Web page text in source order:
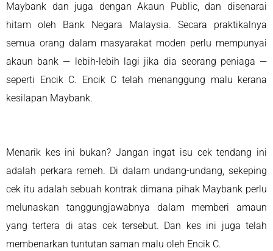
Maybank dan juga dengan Akaun Public, dan disenarai
hitam oleh Bank Negara Malaysia. Secara praktikalnya
semua orang dalam masyarakat moden perlu mempunyai
akaun bank — lebih-lebih lagi jika dia seorang peniaga —
seperti Encik C. Encik C telah menanggung malu kerana
kesilapan Maybank.
Menarik kes ini bukan? Jangan ingat isu cek tendang ini
adalah perkara remeh. Di dalam undang-undang, sekeping
cek itu adalah sebuah kontrak dimana pihak Maybank perlu
melunaskan tanggungjawabnya dalam memberi amaun
yang tertera di atas cek tersebut. Dan kes ini juga telah
membenarkan tuntutan saman malu oleh Encik C.